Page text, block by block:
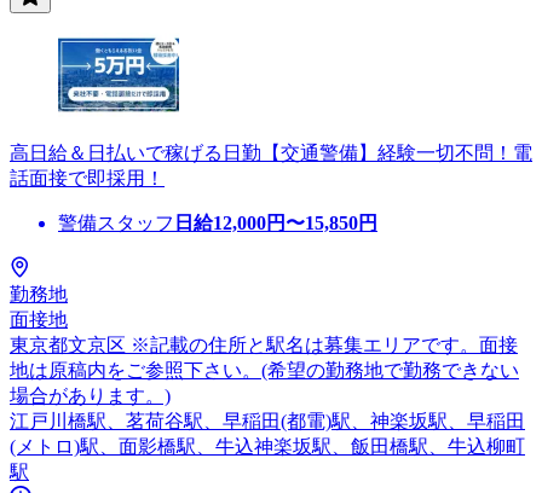
高日給＆日払いで稼げる日勤【交通警備】経験一切不問！電
話面接で即採用！
警備スタッフ 日給12,000円〜15,850円
勤務地
面接地
東京都文京区 ※記載の住所と駅名は募集エリアです。面接
地は原稿内をご参照下さい。(希望の勤務地で勤務できない
場合があります。)
江戸川橋駅、茗荷谷駅、早稲田(都電)駅、神楽坂駅、早稲田
(メトロ)駅、面影橋駅、牛込神楽坂駅、飯田橋駅、牛込柳町
駅